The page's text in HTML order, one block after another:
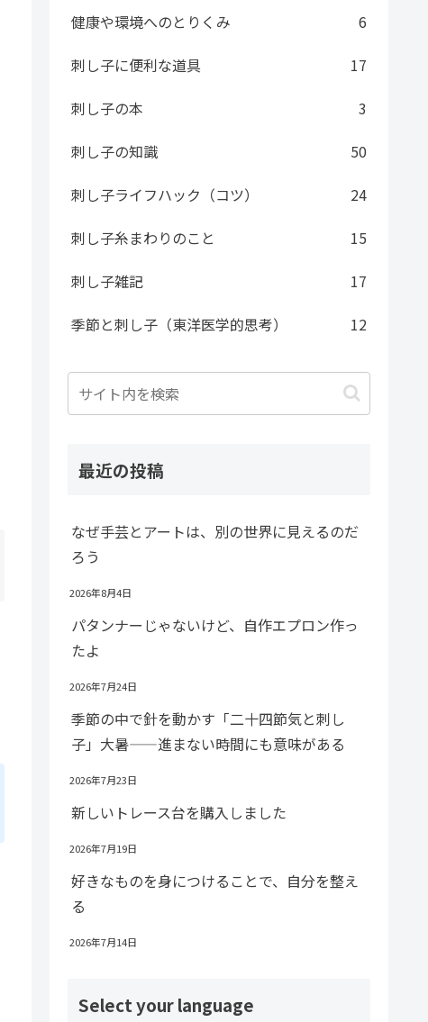
健康や環境へのとりくみ
6
刺し子に便利な道具
17
刺し子の本
3
刺し子の知識
50
刺し子ライフハック（コツ）
24
刺し子糸まわりのこと
15
刺し子雑記
17
季節と刺し子（東洋医学的思考）
12
最近の投稿
なぜ手芸とアートは、別の世界に見えるのだ
ろう
2026年8月4日
パタンナーじゃないけど、自作エプロン作っ
たよ
2026年7月24日
季節の中で針を動かす「二十四節気と刺し
子」大暑——進まない時間にも意味がある
2026年7月23日
新しいトレース台を購入しました
2026年7月19日
好きなものを身につけることで、自分を整え
る
2026年7月14日
Select your language